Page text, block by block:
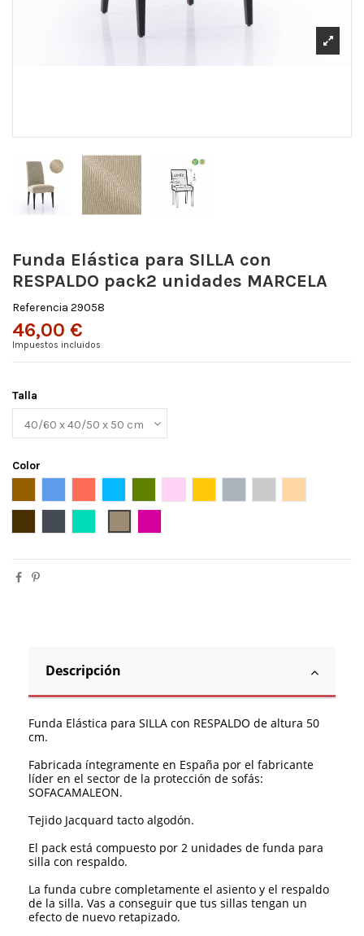
Funda Elástica para SILLA con
RESPALDO pack2 unidades MARCELA
Referencia 29058
46,00 €
Impuestos incluidos
Talla
Color
Burdeos
Descripción
Funda Elástica para SILLA con RESPALDO de altura 50
cm.
Fabricada íntegramente en España por el fabricante
líder en el sector de la protección de sofás:
SOFACAMALEON.
Tejido Jacquard tacto algodón.
El pack está compuesto por 2 unidades de funda para
silla con respaldo.
La funda cubre completamente el asiento y el respaldo
de la silla. Vas a conseguir que tus sillas tengan un
efecto de nuevo retapizado.